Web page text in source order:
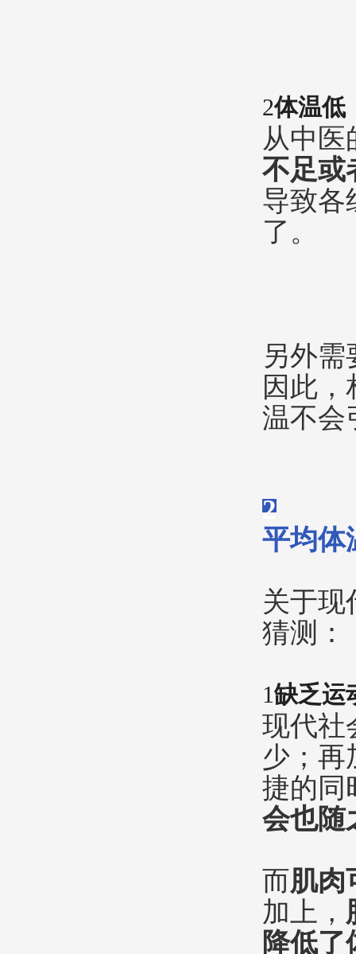
2体温低
从中医
不足或
导致各
了。
另外
因此
温不会
2
平均体
关于现
猜测：
1缺乏运
现代社
少；再
捷的同
会也随
而肌肉
加上，
降低了